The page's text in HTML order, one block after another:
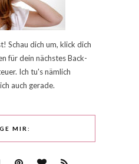
Schau dich um, klick dich
für dein nächstes Back-
Ich tu's nämlich
auch gerade.
MIR: